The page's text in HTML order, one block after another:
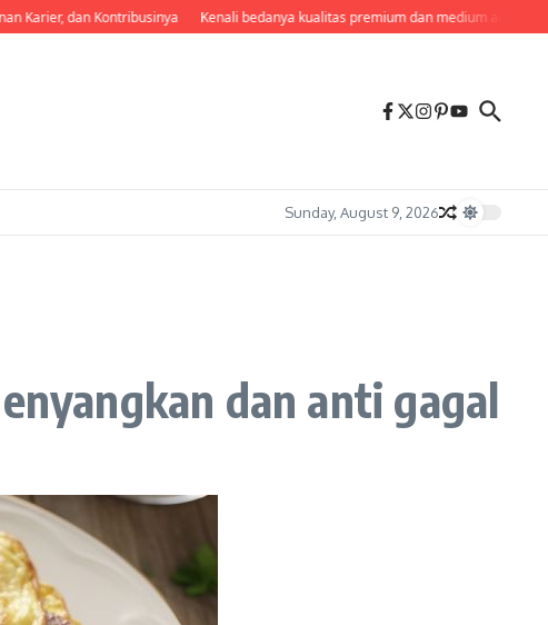
dan Kontribusinya Kenali bedanya kualitas premium dan medium agar tak beli
Sunday, August 9, 2026
dan anti gagal